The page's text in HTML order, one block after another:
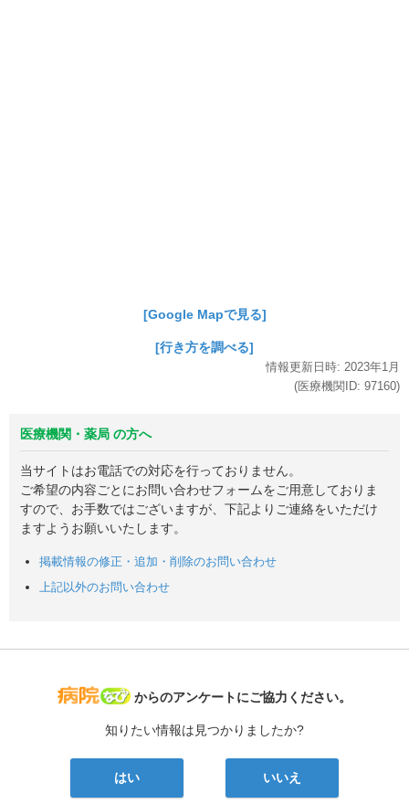
[Google Mapで見る]
[行き方を調べる]
情報更新日時: 2023年1月
(医療機関ID: 97160)
医療機関・薬局 の方へ
当サイトはお電話での対応を行っておりません。
ご希望の内容ごとにお問い合わせフォームをご用意しておりま
すので、お手数ではございますが、下記よりご連絡をいただけ
ますようお願いいたします。
掲載情報の修正・追加・削除のお問い合わせ
上記以外のお問い合わせ
病院なび
からのアンケートにご協力ください。
知りたい情報は見つかりましたか?
はい いいえ